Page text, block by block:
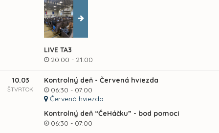
LIVE TA3
20:00 - 21:00
10.03
ŠTVRTOK
Kontrolný deň - Červená hviezda
06:30 - 07:00
Červená hviezda
Kontrolný deň “ČeHáčku” - bod pomoci
06:30 - 07:00